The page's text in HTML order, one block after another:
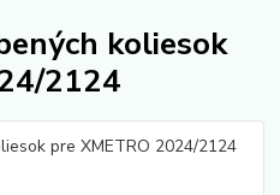
koliesok
2124